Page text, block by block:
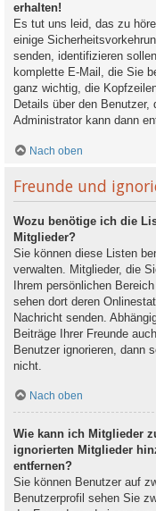
erhalten!
Es tut uns leid, das zu
einige
senden, identifizieren
komplette E-Mail, die Sie
ganz wichtig, die
Details über den
Administrator kann dann
Nach oben
Freunde und
Wozu benötige ich die
Mitglieder?
Sie können diese Listen
verwalten. Mitglieder, die
Ihrem persönlichen
sehen dort deren
Nachricht senden.
Beiträge Ihrer Freunde
Benutzer ignorieren, dann
nicht.
Nach oben
Wie kann ich Mitglieder
ignorierten Mitglieder
entfernen?
Sie können Benutzer auf
Benutzerprofil sehen Sie